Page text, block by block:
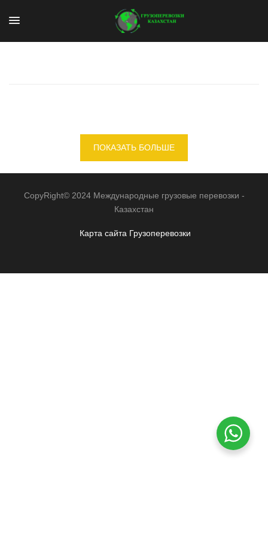
ПОКАЗАТЬ БОЛЬШЕ
CopyRight© 2024 Международные грузовые перевозки -
Казахстан
Карта сайта Грузоперевозки